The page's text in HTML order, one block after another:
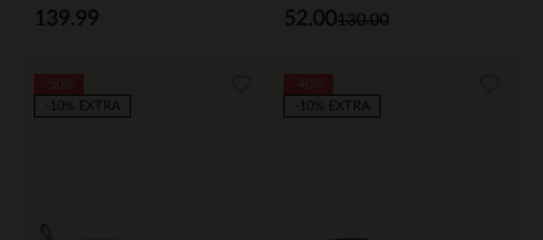
139.99 130.00
52.00
-10% EXTRA
-10% EXTRA